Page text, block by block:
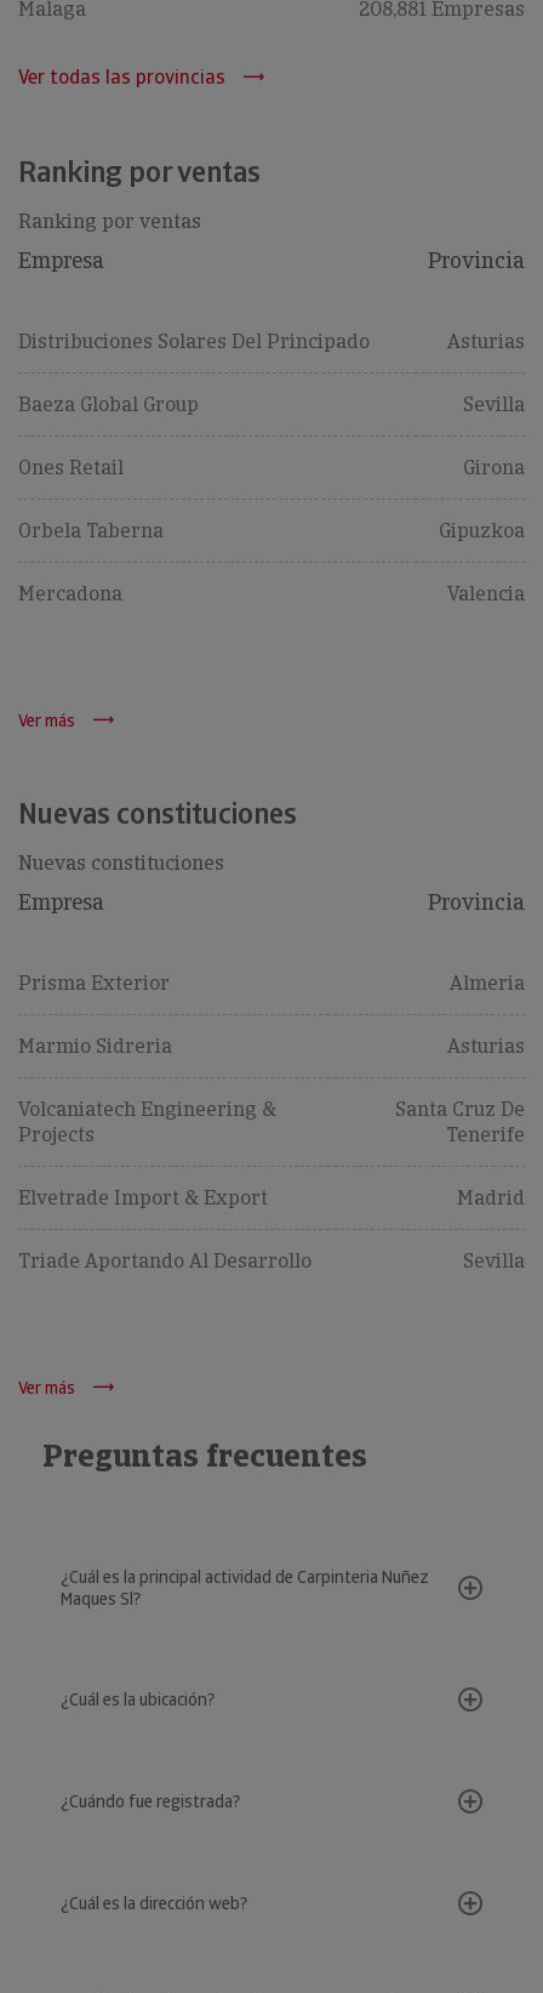
Malaga 208,881 Empresas
Ver todas las provincias
Ranking por ventas
Ranking por ventas
Empresa Provincia
Distribuciones Solares Del Principado Asturias
Baeza Global Group Sevilla
Ones Retail Girona
Orbela Taberna Gipuzkoa
Mercadona Valencia
Ver más
Nuevas constituciones
Nuevas constituciones
Empresa Provincia
Prisma Exterior Almeria
Marmio Sidreria Asturias
Volcaniatech Engineering &
Projects
Santa Cruz De
Tenerife
Elvetrade Import & Export Madrid
Triade Aportando Al Desarrollo Sevilla
Ver más
Preguntas frecuentes
¿Cuál es la principal actividad de Carpinteria Nuñez
Maques Sl?
¿Cuál es la ubicación?
¿Cuándo fue registrada?
¿Cuál es la dirección web?